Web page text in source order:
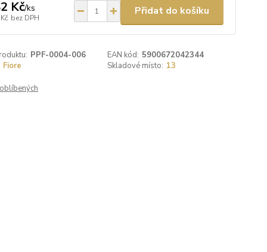
Kč/ks
bez DPH
Přidat do košíku
PPF-0004-006 EAN kód: 5900672042344
Fiore Skladové místo: 13